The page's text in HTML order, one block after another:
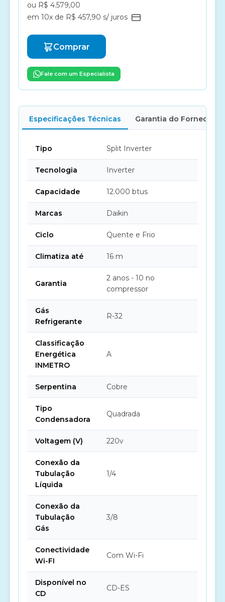
ou R$ 4.579,00
em 10x de R$ 457,90 s/ juros
Comprar
Fale com um Especialista
Especificações Técnicas Garantia do Fornecedor
Tipo Split Inverter
Tecnologia Inverter
Capacidade 12.000 btus
Marcas Daikin
Ciclo Quente e Frio
Climatiza até 16 m
Garantia
2 anos - 10 no
compressor
Gás
Refrigerante
R-32
Classificação
Energética
INMETRO
A
Serpentina Cobre
Tipo
Condensadora
Quadrada
Voltagem (V) 220v
Conexão da
Tubulação
Líquida
1/4
Conexão da
Tubulação
Gás
3/8
Conectividade
Wi-FI
Com Wi-Fi
Disponível no
CD
CD-ES